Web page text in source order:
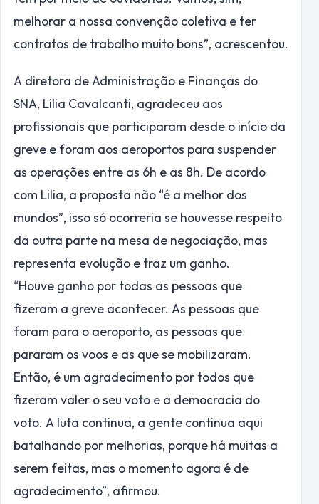
melhorar a nossa convenção coletiva e ter
contratos de trabalho muito bons”, acrescentou.
A diretora de Administração e Finanças do
SNA, Lilia Cavalcanti, agradeceu aos
profissionais que participaram desde o início da
greve e foram aos aeroportos para suspender
as operações entre as 6h e as 8h. De acordo
com Lilia, a proposta não “é a melhor dos
mundos”, isso só ocorreria se houvesse respeito
da outra parte na mesa de negociação, mas
representa evolução e traz um ganho.
“Houve ganho por todas as pessoas que
fizeram a greve acontecer. As pessoas que
foram para o aeroporto, as pessoas que
pararam os voos e as que se mobilizaram.
Então, é um agradecimento por todos que
fizeram valer o seu voto e a democracia do
voto. A luta continua, a gente continua aqui
batalhando por melhorias, porque há muitas a
serem feitas, mas o momento agora é de
agradecimento”, afirmou.